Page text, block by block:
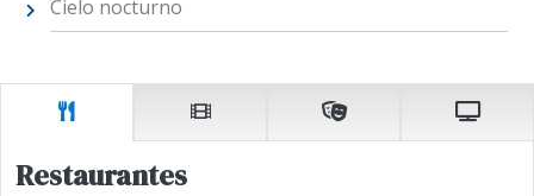
Cielo nocturno
Restaurantes